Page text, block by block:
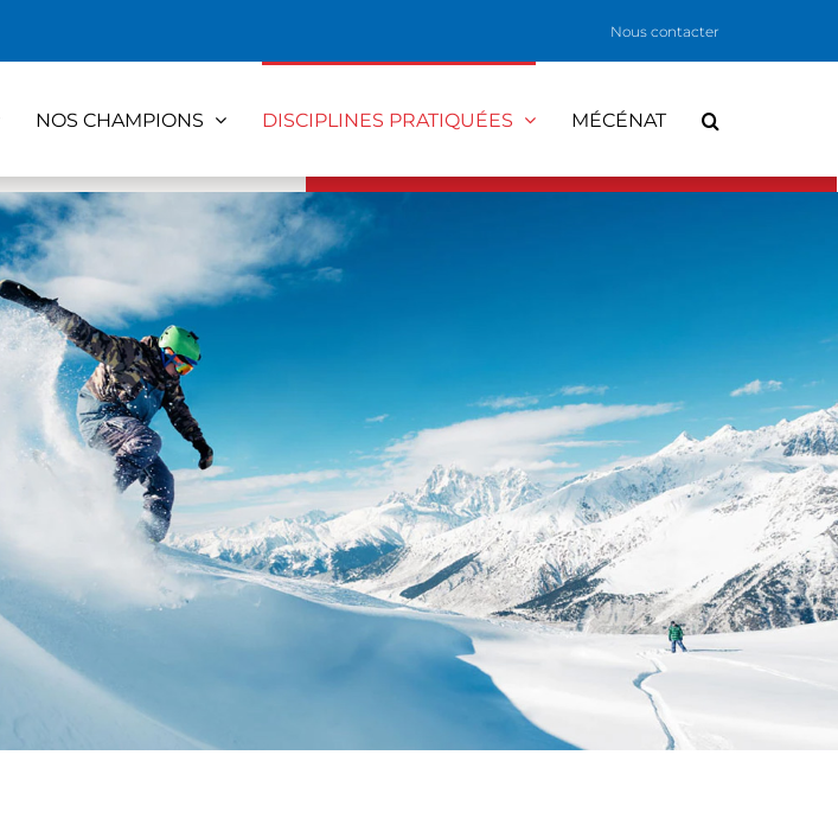
Nous contacter
NOS CHAMPIONS DISCIPLINES PRATIQUÉES MÉCÉNAT